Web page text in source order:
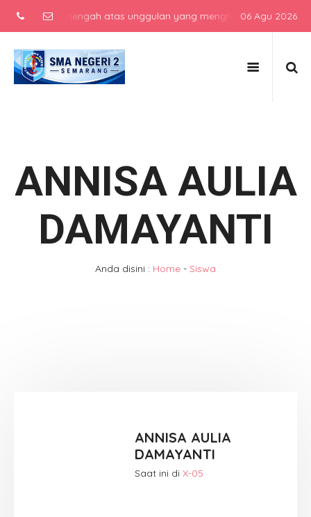
menengah atas unggulan yang menghasilkan lulusan
06 Agu 2026
ANNISA AULIA
DAMAYANTI
Anda disini : Home - Siswa
ANNISA AULIA
DAMAYANTI
Saat ini diX-05